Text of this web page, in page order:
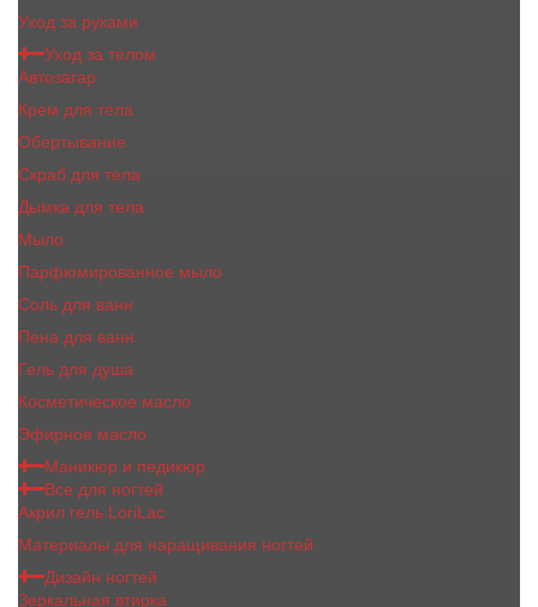
Уход за руками
Уход за телом
Автозагар
Крем для тела
Обертывание
Скраб для тела
Дымка для тела
Мыло
Парфюмированное мыло
Соль для ванн
Пена для ванн
Гель для душа
Косметическое масло
Эфирное масло
Маникюр и педикюр
Все для ногтей
Акрил гель LoriLac
Материалы для наращивания ногтей
Дизайн ногтей
Зеркальная втирка